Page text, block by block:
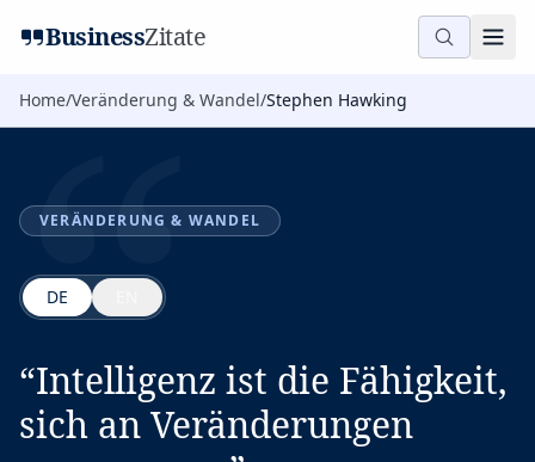
BusinessZitate
Home/Veränderung & Wandel/Stephen Hawking
“
VERÄNDERUNG & WANDEL
DE
“Intelligenz ist die Fähigkeit,
sich an Veränderungen